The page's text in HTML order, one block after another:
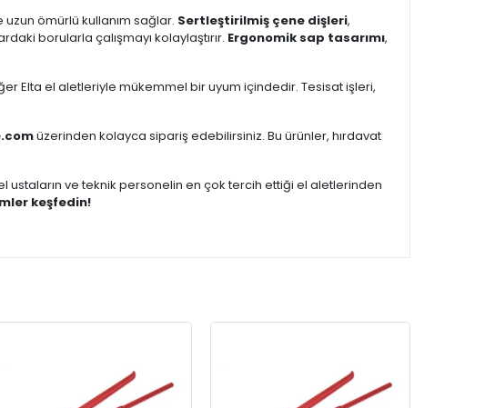
uzun ömürlü kullanım sağlar. Sertleştirilmiş çene dişleri,
borularla çalışmayı kolaylaştırır. Ergonomik sap tasarımı,
Elta el aletleriyle mükemmel bir uyum içindedir. Tesisat işleri,
üzerinden kolayca sipariş edebilirsiniz. Bu ürünler, hırdavat
ustaların ve teknik personelin en çok tercih ettiği el aletlerinden
keşfedin!